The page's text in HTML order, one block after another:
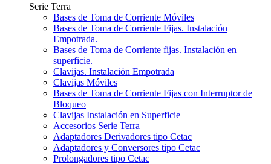
Serie Terra
Bases de Toma de Corriente Móviles
Bases de Toma de Corriente Fijas. Instalación
Empotrada.
Bases de Toma de Corriente fijas. Instalación en
superficie.
Clavijas. Instalación Empotrada
Clavijas Móviles
Bases de Toma de Corriente Fijas con Interruptor de
Bloqueo
Clavijas Instalación en Superficie
Accesorios Serie Terra
Adaptadores Derivadores tipo Cetac
Adaptadores y Conversores tipo Cetac
Prolongadores tipo Cetac